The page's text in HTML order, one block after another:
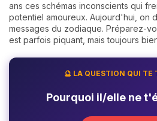
ans ces schémas inconscients qui
potentiel amoureux. Aujourd'hui, on
messages du zodiaque. Préparez-
est parfois piquant, mais toujours
🔮 LA QUESTION QUI TE
Pourquoi il/elle ne